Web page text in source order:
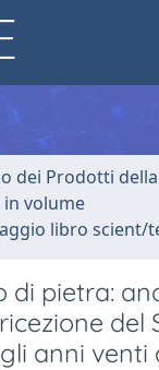
dei Prodotti
volume
libro scient/
di pietra:
del
anni venti